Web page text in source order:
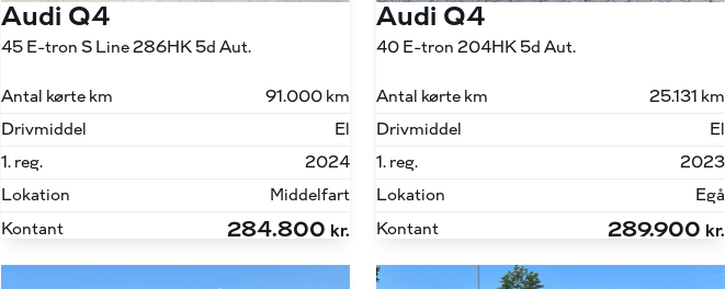
Audi Q4
45 E-tron S Line 286HK 5d Aut.
Antal kørte km
91.000 km
Drivmiddel
El
1. reg.
2024
Lokation
Middelfart
Kontant
284.800 kr.
Audi Q4
40 E-tron 204HK 5d Aut.
Antal kørte km
25.131 km
Drivmiddel
El
1. reg.
2023
Lokation
Egå
Kontant
289.900 kr.